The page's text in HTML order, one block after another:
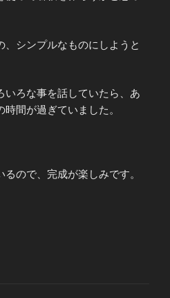
、シンプルなものにしようと
いろな事を話していたら、あ
間が過ぎていました。
ので、完成が楽しみです。